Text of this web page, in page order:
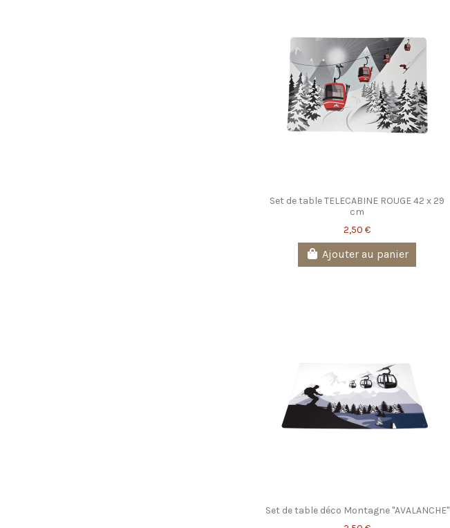
Set de table TELECABINE ROUGE 42 x 29
cm
2,50 €
Ajouter au panier
Set de table déco Montagne "AVALANCHE"